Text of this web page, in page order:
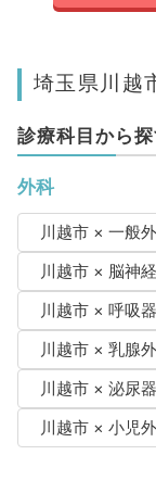
埼玉県川越
診療科目から
外科
川越市 × 一般
川越市 × 脳神
川越市 × 呼吸
川越市 × 乳腺
川越市 × 泌尿
川越市 × 小児